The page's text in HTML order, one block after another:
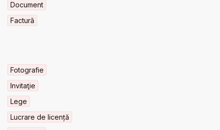
Document
Factură
Fotografie
Invitaţie
Lege
Lucrare de licență